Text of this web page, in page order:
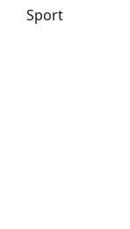
Sport